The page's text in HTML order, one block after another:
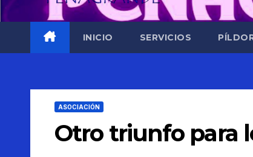
INICIO SERVICIOS
ASOCIACIÓN
Otro triunfo para